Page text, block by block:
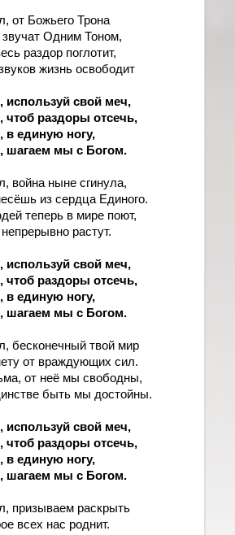
от Божьего Трона
Одним Тоном,
раздор поглотит,
жизнь освободит
используй свой меч,
чтоб раздоры отсечь,
в единую ногу,
шагаем мы с Богом.
война ныне сгинула,
из сердца Единого.
теперь в мире поют,
растут.
используй свой меч,
чтоб раздоры отсечь,
в единую ногу,
шагаем мы с Богом.
бесконечный твой мир
от враждующих сил.
от неё мы свободны,
быть мы достойны.
используй свой меч,
чтоб раздоры отсечь,
в единую ногу,
шагаем мы с Богом.
призываем раскрыть
всех нас роднит.